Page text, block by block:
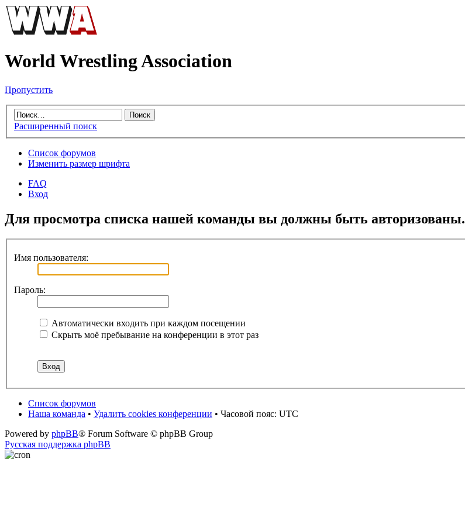
World Wrestling Association
Пропустить
Расширенный поиск
Список форумов
Изменить размер шрифта
FAQ
Вход
Для просмотра списка нашей команды вы должны быть авторизованы.
Имя пользователя:
Пароль:
Автоматически входить при каждом посещении
Скрыть моё пребывание на конференции в этот раз
Список форумов
Наша команда • Удалить cookies конференции • Часовой пояс: UTC
Powered by phpBB® Forum Software © phpBB Group
Русская поддержка phpBB